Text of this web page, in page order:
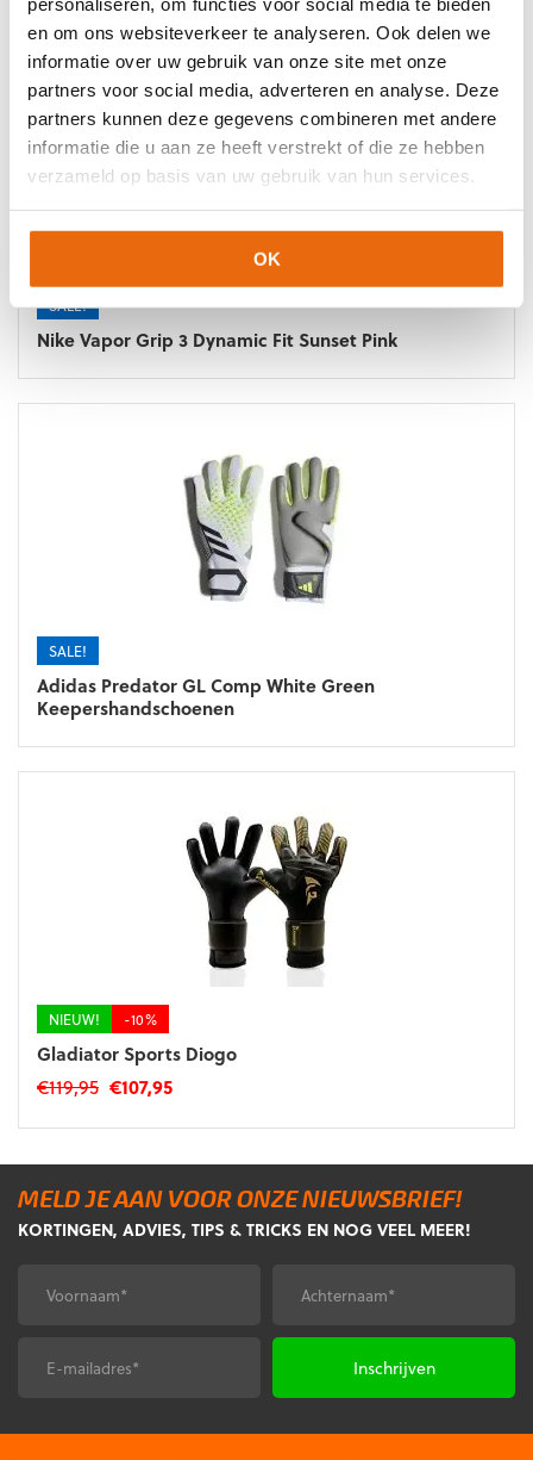
en om ons websiteverkeer te analyseren. Ook delen we
informatie over uw gebruik van onze site met onze
partners voor social media, adverteren en analyse. Deze
partners kunnen deze gegevens combineren met andere
informatie die u aan ze heeft verstrekt of die ze hebben
verzameld op basis van uw gebruik van hun services.
OK
Aanbevolen producten
SALE!
Nike Vapor Grip 3 Dynamic Fit Sunset Pink
SALE!
Adidas Predator GL Comp White Green
Keepershandschoenen
NIEUW! -10%
Gladiator Sports Diogo
€119,95 Oorspronkelijke
was:
€119,95.
€107,95Huidige
is:
€107,95.
heeft
meerdere
variaties.
kan
op
MELD JE AAN VOOR ONZE NIEUWSBRIEF!
KORTINGEN, ADVIES, TIPS & TRICKS EN NOG VEEL MEER!
Voornaam* Achternaam*